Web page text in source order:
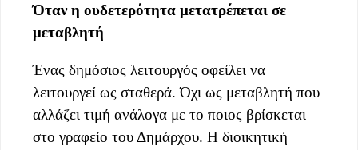
Όταν η ουδετερότητα μετατρέπεται σε
μεταβλητή
Ένας δημόσιος λειτουργός οφείλει να
λειτουργεί ως σταθερά. Όχι ως μεταβλητή που
αλλάζει τιμή ανάλογα με το ποιος βρίσκεται
στο γραφείο του Δημάρχου. Η διοικητική